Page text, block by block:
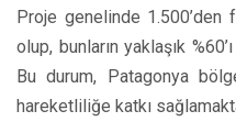
Proje genelinde
olup, bunların yaklaşık
Bu durum, Patagonya
hareketliliğe katkı